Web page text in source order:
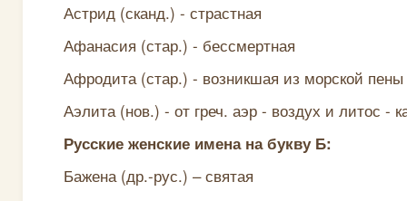
Астрид (сканд.) - страстная
Афанасия (стар.) - бессмертная
Афродита (стар.) - возникшая из морской пены
Аэлита (нов.) - от греч. аэр - воздух и литос -
Русские женские имена на букву Б:
Бажена (др.-рус.) – святая